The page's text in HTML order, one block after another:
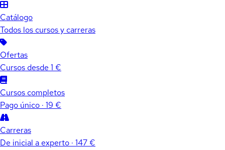
Catálogo
Todos los cursos y carreras
Ofertas
Cursos desde 1 €
Cursos completos
Pago único · 19 €
Carreras
De inicial a experto · 147 €